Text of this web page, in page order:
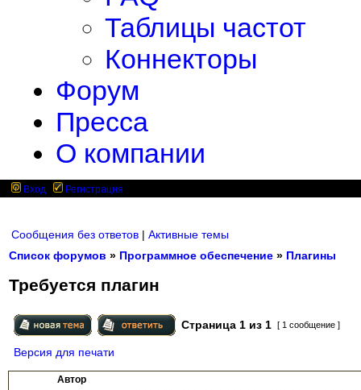
Таблицы частот
Коннекторы
Форум
Пресса
О компании
Вход Регистрация
Сообщения без ответов | Активные темы
Список форумов » Программное обеспечение » Плагины
Требуется плагин
Страница 1 из 1 [ 1 сообщение ]
Версия для печати
Автор